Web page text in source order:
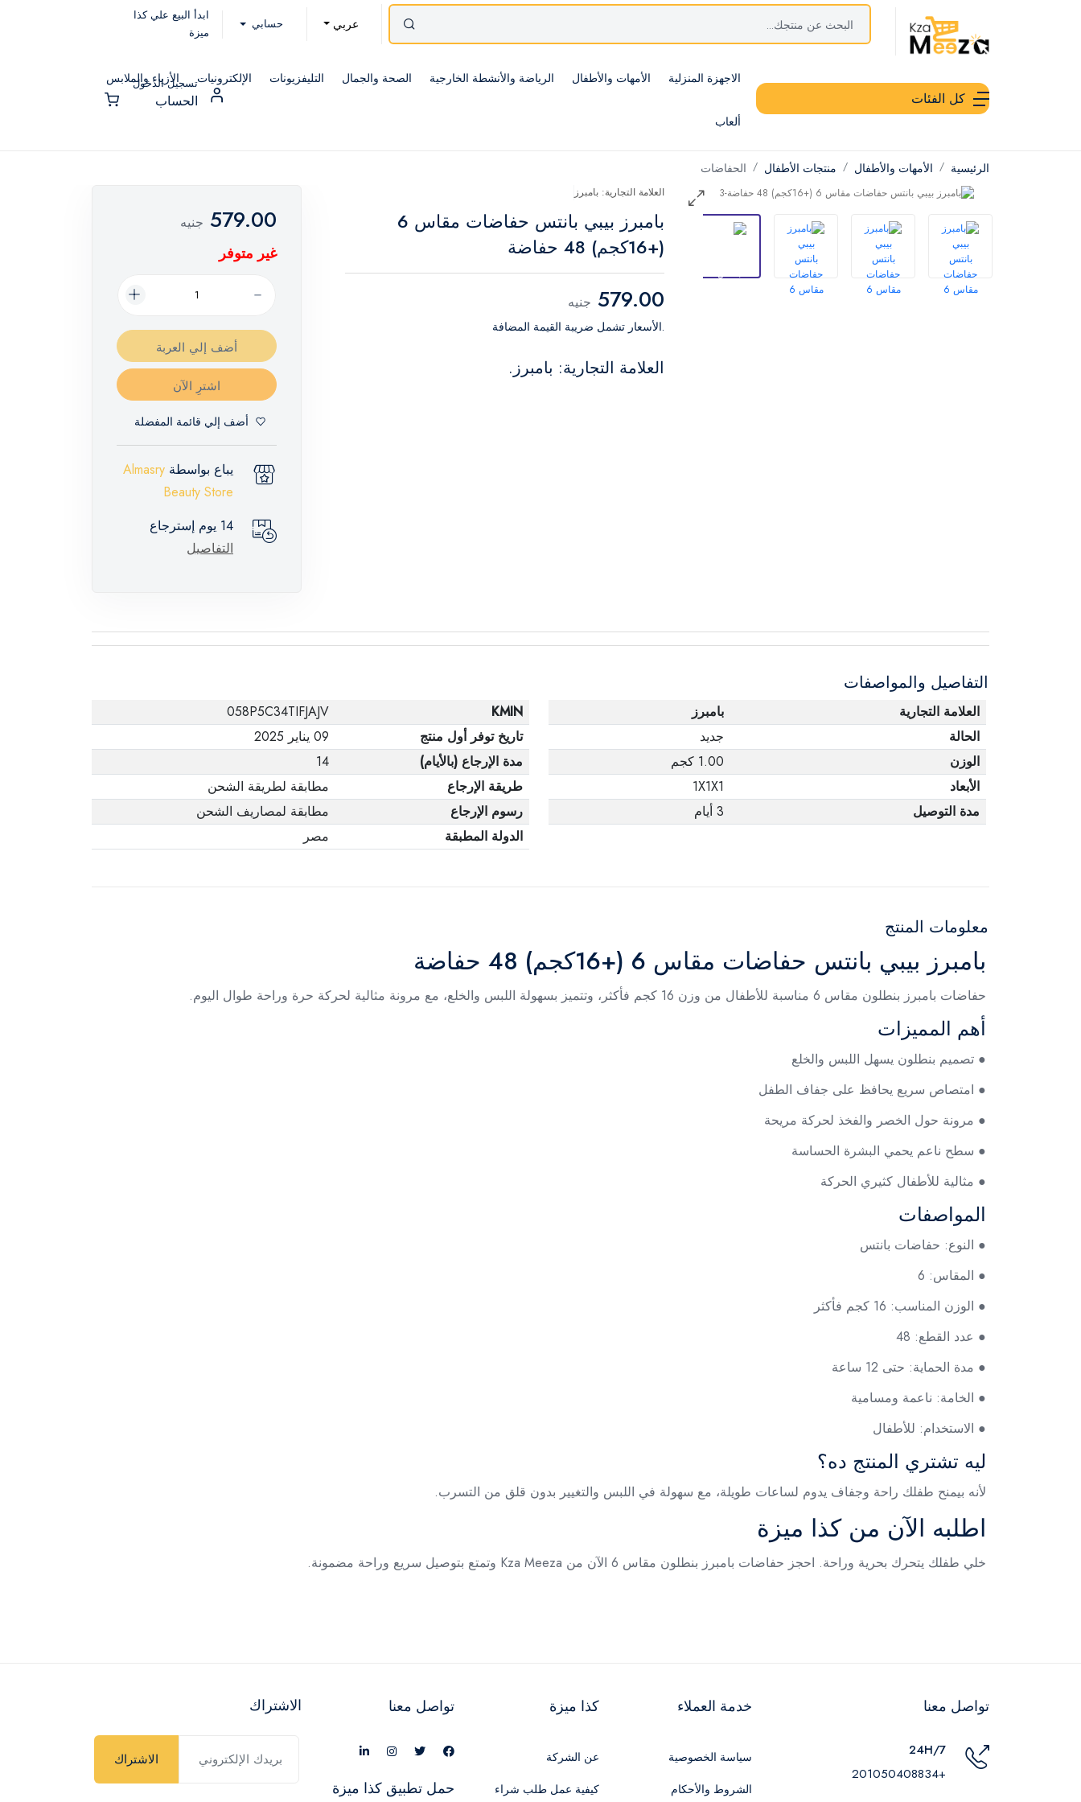
عربي حسابي
ابدأ البيع علي كذا
ميزة
كل الفئات
الاجهزة المنزلية الأمهات والأطفال الرياضة والأنشطة الخارجية الصحة والجمال التليفزيونات الإلكترونيات الأزياء والملابس
ألعاب
تسجيل الدخول
الحساب
الرئيسية الأمهات والأطفال منتجات الأطفال الحفاضات
العلامة التجارية: بامبرز
بامبرز بيبي بانتس حفاضات مقاس 6
(+16كجم) 48 حفاضة
579.00 جنيه
.الأسعار تشمل ضريبة القيمة المضافة
العلامة التجارية: بامبرز.
579.00 جنيه
غير متوفر
أضف إلي العربة
اشترِ الآن
أضف إلي قائمة المفضلة
يباع بواسطة Almasry
Beauty Store
14 يوم إسترجاع
التفاصيل
التفاصيل والمواصفات
العلامة التجارية
بامبرز
الحالة
جديد
الوزن
1.00 كجم
الأبعاد
1X1X1
مدة التوصيل
3 أيام
KMIN
058P5C34TIFJAJV
تاريخ توفر أول منتج
09 يناير 2025
مدة الإرجاع (بالأيام)
14
طريقة الإرجاع
مطابقة لطريقة الشحن
رسوم الإرجاع
مطابقة لمصاريف الشحن
الدولة المطبقة
مصر
معلومات المنتج
بامبرز بيبي بانتس حفاضات مقاس 6 (+16كجم) 48 حفاضة
حفاضات بامبرز بنطلون مقاس 6 مناسبة للأطفال من وزن 16 كجم فأكثر، وتتميز بسهولة اللبس والخلع، مع مرونة مثالية لحركة حرة وراحة طوال اليوم.
أهم المميزات
● تصميم بنطلون يسهل اللبس والخلع
● امتصاص سريع يحافظ على جفاف الطفل
● مرونة حول الخصر والفخذ لحركة مريحة
● سطح ناعم يحمي البشرة الحساسة
● مثالية للأطفال كثيري الحركة
المواصفات
● النوع: حفاضات بانتس
● المقاس: 6
● الوزن المناسب: 16 كجم فأكثر
● عدد القطع: 48
● مدة الحماية: حتى 12 ساعة
● الخامة: ناعمة ومسامية
● الاستخدام: للأطفال
ليه تشتري المنتج ده؟
لأنه بيمنح طفلك راحة وجفاف يدوم لساعات طويلة، مع سهولة في اللبس والتغيير بدون قلق من التسرب.
اطلبه الآن من كذا ميزة
خلي طفلك يتحرك بحرية وراحة. احجز حفاضات بامبرز بنطلون مقاس 6 الآن من Kza Meeza وتمتع بتوصيل سريع وراحة مضمونة.
تواصل معنا
24H/7
+201050408834
خدمة العملاء
سياسة الخصوصية
الشروط والأحكام
كذا ميزة
عن الشركة
كيفية عمل طلب شراء
تواصل معنا
حمل تطبيق كذا ميزة
الاشتراك
الاشتراك